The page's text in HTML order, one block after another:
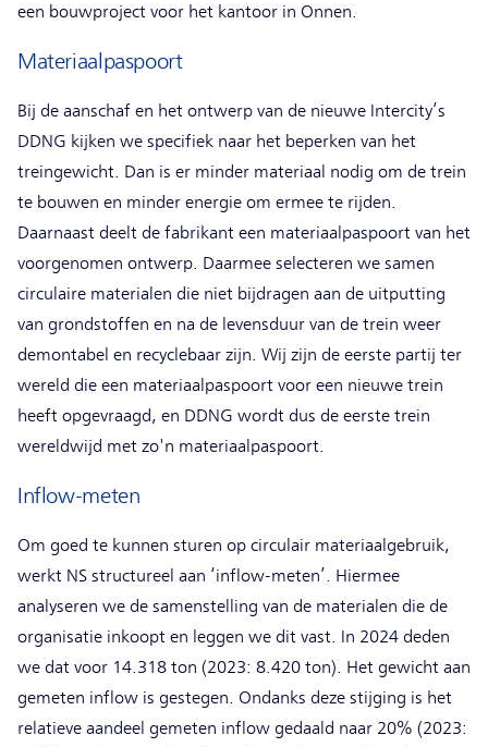
een bouwproject voor het kantoor in Onnen.
Materiaalpaspoort
Bij de aanschaf en het ontwerp van de nieuwe Intercity’s
DDNG kijken we specifiek naar het beperken van het
treingewicht. Dan is er minder materiaal nodig om de trein
te bouwen en minder energie om ermee te rijden.
Daarnaast deelt de fabrikant een materiaalpaspoort van het
voorgenomen ontwerp. Daarmee selecteren we samen
circulaire materialen die niet bijdragen aan de uitputting
van grondstoffen en na de levensduur van de trein weer
demontabel en recyclebaar zijn. Wij zijn de eerste partij ter
wereld die een materiaalpaspoort voor een nieuwe trein
heeft opgevraagd, en DDNG wordt dus de eerste trein
wereldwijd met zo'n materiaalpaspoort.
Inflow-meten
Om goed te kunnen sturen op circulair materiaalgebruik,
werkt NS structureel aan ‘inflow-meten’. Hiermee
analyseren we de samenstelling van de materialen die de
organisatie inkoopt en leggen we dit vast. In 2024 deden
we dat voor 14.318 ton (2023: 8.420 ton). Het gewicht aan
gemeten inflow is gestegen. Ondanks deze stijging is het
relatieve aandeel gemeten inflow gedaald naar 20% (2023: